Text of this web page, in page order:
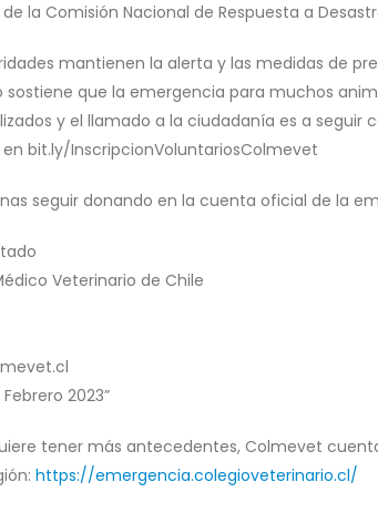
la Comisión Nacional de Respuesta a
mantienen la alerta y las medidas de
sostiene que la emergencia para muchos
y el llamado a la ciudadanía es a seguir
bit.ly/InscripcionVoluntariosColmevet
seguir donando en la cuenta oficial de la
Veterinario de Chile
2023”
tener más antecedentes, Colmevet
https://emergencia.colegioveterinario.cl/